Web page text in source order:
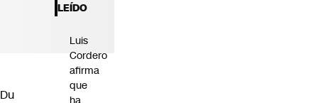
Du
LEÍDO
Luis
Cordero
afirma
que
ha